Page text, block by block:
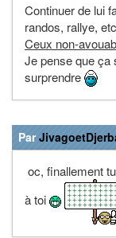
Continuer de lui
randos, rallye,
Ceux non-
Je pense que ça
surprendre
Par
oc, finallement
à toi